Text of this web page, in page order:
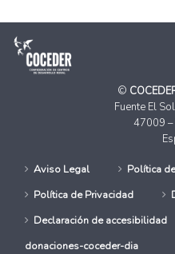
©
Fuente El
47009
Aviso Legal
Política
Política de Privacidad
Declaración de accesibilidad
donaciones-coceder-dia